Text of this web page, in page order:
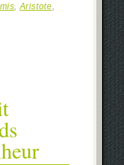
,Aristote,